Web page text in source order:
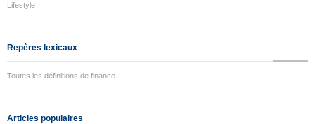
Lifestyle
Repères lexicaux
Toutes les définitions de finance
Articles populaires